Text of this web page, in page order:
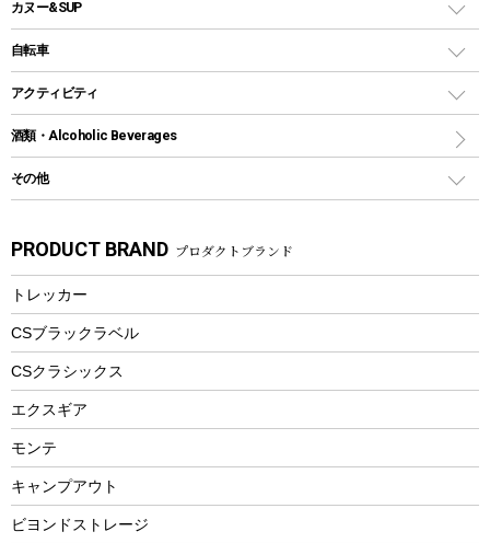
ペグ
グランドシート
ガイドロープ
ツール
鉄板、アミ
焚き火台&ストーブ
火起こし
バーベキューツール
シェラカップ
クッキングツール
ナイフ
カトラリー
マグカップ、カップ
ステンレスボトル
フードボトル
トレー
ランチョンマット
ランチボックス
プラスチックボトル
ディズニーボトル
保冷剤
バックパック&バッグ
リュック、バックパック
トートバッグ、サコッシュ
ショッピングキャリー
その他アウトドア雑貨
スプレー関係
ツール、他
カヌー&SUP
インフレータブル
カヤック
パドル
ヘルメット
エアーポンプ
アクセサリー
自転車
折りたたみ自転車
スポーツサイクル
シティサイクル
自転車ウェア
アクティビティ
マリン
ラッシュガード
パラソル
フローティングベスト
ヘルメット
エアーポンプ
ビーチテント
ウィンター
スノーシュー
防寒ウェア
酒類・Alcoholic Beverages
その他
湯たんぽ
防災用品
PRODUCT BRAND プロダクトブランド
トレッカー
CSブラックラベル
CSクラシックス
エクスギア
モンテ
キャンプアウト
ビヨンドストレージ